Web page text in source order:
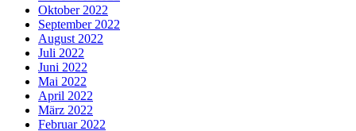
Oktober 2022
September 2022
August 2022
Juli 2022
Juni 2022
Mai 2022
April 2022
März 2022
Februar 2022